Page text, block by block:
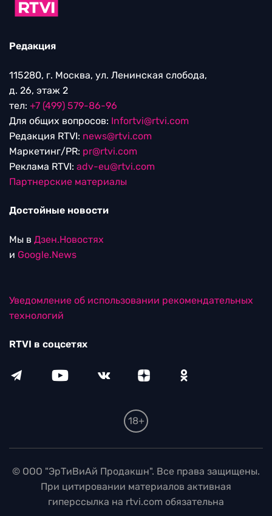
Редакция
115280, г. Москва, ул. Ленинская слобода,
д. 26, этаж 2
тел: +7 (499) 579-86-96
Для общих вопросов: Infortvi@rtvi.com
Редакция RTVI: news@rtvi.com
Маркетинг/PR: pr@rtvi.com
Реклама RTVI: adv-eu@rtvi.com
Партнерские материалы
Достойные новости
Мы в Дзен.Новостях
и Google.News
Уведомление об использовании рекомендательных
технологий
RTVI в соцсетях
18+
© ООО "ЭрТиВиАй Продакшн". Все права защищены.
При цитировании материалов активная
гиперссылка на rtvi.com обязательна